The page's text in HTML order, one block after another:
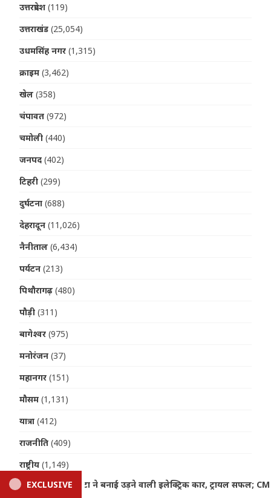
उत्तरप्रदेश (119)
उत्तराखंड (25,054)
उधमसिंह नगर (1,315)
क्राइम (3,462)
खेल (358)
चंपावत (972)
चमोली (440)
जनपद (402)
टिहरी (299)
दुर्घटना (688)
देहरादून (11,026)
नैनीताल (6,434)
पर्यटन (213)
पिथौरागढ़ (480)
पौड़ी (311)
बागेश्वर (975)
मनोरंजन (37)
महानगर (151)
मौसम (1,131)
यात्रा (412)
राजनीति (409)
राष्ट्रीय (1,149)
रुद्रप्रयाग(716)
EXCLUSIVE
सफल; CM धामी ने की सराहना Uttarakhand Crime